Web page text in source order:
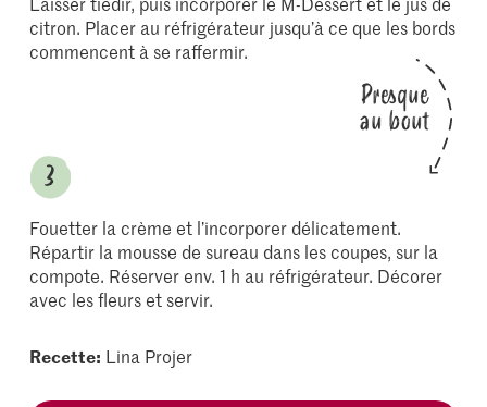
citron. Placer au réfrigérateur jusqu’à ce que les bords
commencent à se raffermir.
Presque
au bout
Fouetter la crème et l’incorporer délicatement.
Répartir la mousse de sureau dans les coupes, sur la
compote. Réserver env. 1 h au réfrigérateur. Décorer
avec les fleurs et servir.
Recette: Lina Projer